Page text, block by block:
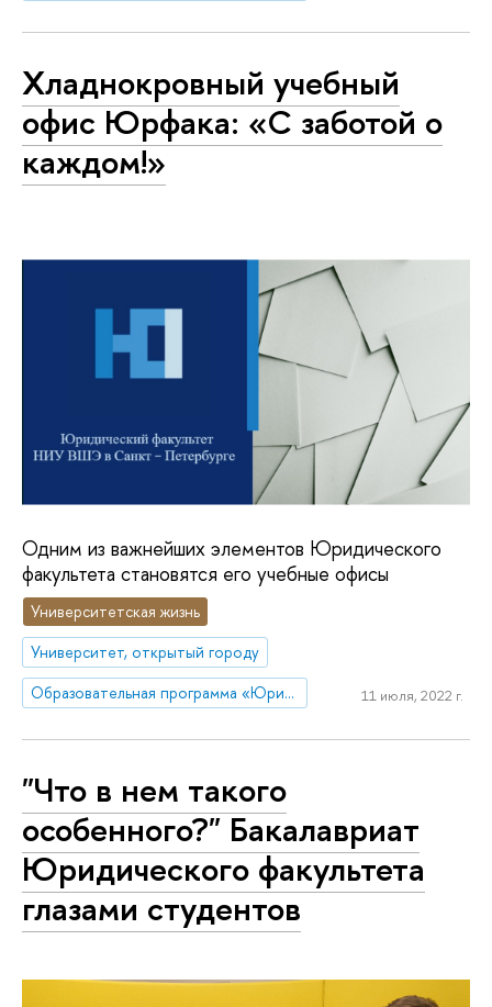
Хладнокровный учебный
офис Юрфака: «С заботой о
каждом!»
Одним из важнейших элементов Юридического
факультета становятся его учебные офисы
Университетская жизнь
Университет, открытый городу
Образовательная программа «Юриспруденция»
11 июля, 2022 г.
"Что в нем такого
особенного?" Бакалавриат
Юридического факультета
глазами студентов